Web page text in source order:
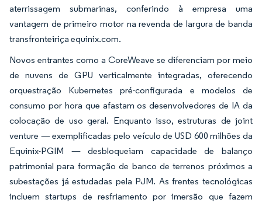
aterrissagem submarinas, conferindo à empresa uma
vantagem de primeiro motor na revenda de largura de banda
transfronteiriça equinix.com.
Novos entrantes como a CoreWeave se diferenciam por meio
de nuvens de GPU verticalmente integradas, oferecendo
orquestração Kubernetes pré-configurada e modelos de
consumo por hora que afastam os desenvolvedores de IA da
colocação de uso geral. Enquanto isso, estruturas de joint
venture — exemplificadas pelo veículo de USD 600 milhões da
Equinix-PGIM — desbloqueiam capacidade de balanço
patrimonial para formação de banco de terrenos próximos a
subestações já estudadas pela PJM. As frentes tecnológicas
incluem startups de resfriamento por imersão que fazem